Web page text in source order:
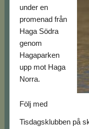
under en
promenad från
Haga Södra
genom
Hagaparken
upp mot Haga
Norra.
Följ med
Tisdagsklubben på